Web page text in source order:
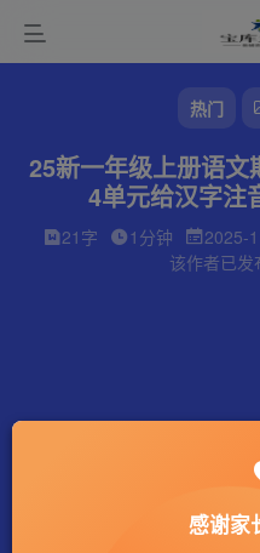
热门
25新一年级上册语
4单元给汉字注
21字 1分钟 2025-
该作者已
感谢家